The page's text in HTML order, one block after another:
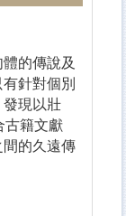
的傳說及
針對個別
發現以壯
古籍文獻
的久遠傳